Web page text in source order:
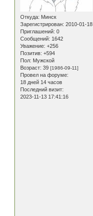
Откуда: Минск
Зарегистрирован: 2010-01-18
Приглашений: 0
Сообщений: 1642
Уважение: +256
Позитив: +594
Пол: Мужской
Возраст: 39 [1986-09-11]
Провел на форуме:
18 дней 14 часов
Последний визит:
2023-11-13 17:41:16